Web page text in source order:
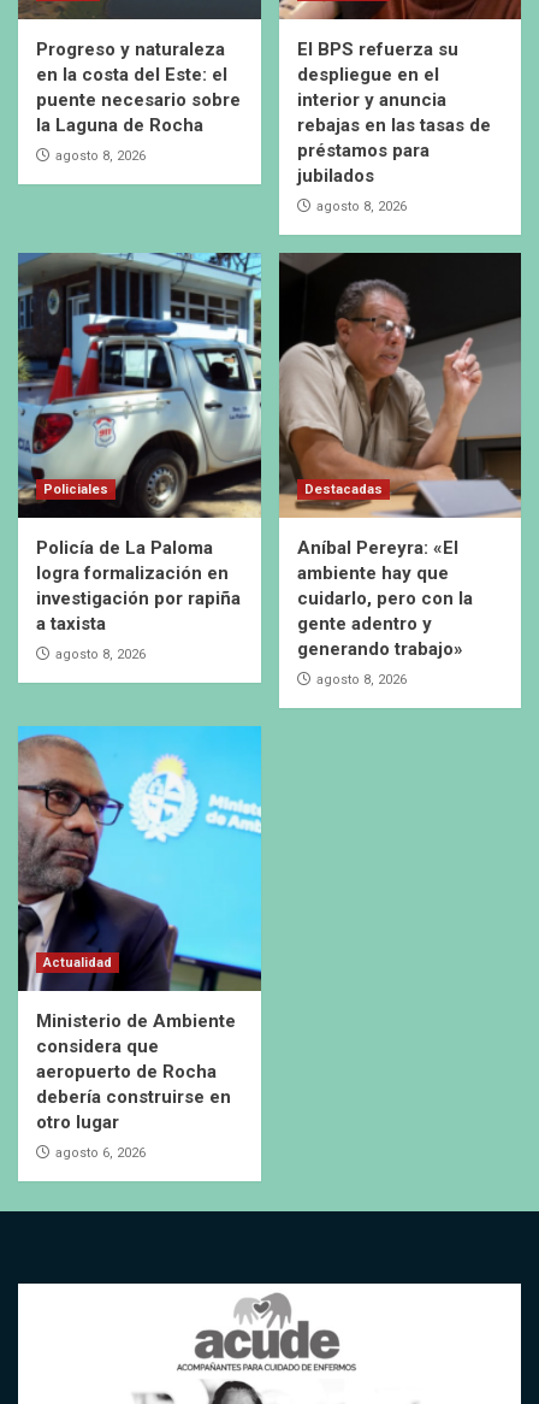
Progreso y naturaleza
en la costa del Este: el
puente necesario sobre
la Laguna de Rocha
agosto 8, 2026
El BPS refuerza su
despliegue en el
interior y anuncia
rebajas en las tasas de
préstamos para
jubilados
agosto 8, 2026
Policiales
Policía de La Paloma
logra formalización en
investigación por rapiña
a taxista
agosto 8, 2026
Destacadas
Aníbal Pereyra: «El
ambiente hay que
cuidarlo, pero con la
gente adentro y
generando trabajo»
agosto 8, 2026
Actualidad
Ministerio de Ambiente
considera que
aeropuerto de Rocha
debería construirse en
otro lugar
agosto 6, 2026